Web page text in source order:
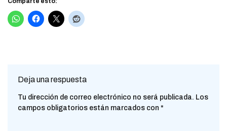
Deja una respuesta
Tu dirección de correo electrónico no será publicada. Los
campos obligatorios están marcados con *